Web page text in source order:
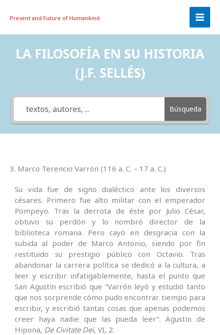
Present and Future of Humankind
LA FILOSOFÍA EN SU HISTORIA
(J.F. SELLÉS)
Búsqueda
3. Marco Terencio Varrón (116 a. C. – 17 a. C.)
Su vida fue de signo dialéctico ante los diversos
césares. Primero fue alto militar con el emperador
Pompeyo. Tras la derrota de éste por Julio César,
obtuvo su perdón y lo nombró director de la
biblioteca romana. Pero cayó en desgracia con la
subida al poder de Marco Antonio, siendo por fin
restituido su prestigio público con Octavio. Tras
abandonar la carrera política se dedicó a la cultura, a
leer y escribir infatigablemente, hasta el punto que
San Agustín escribió que “Varrón leyó y estudió tanto
que nos sorprende cómo pudo encontrar tiempo para
escribir, y escribió tantas cosas que apenas podemos
creer haya nadie que las pueda leer”. Agustín de
Hipona, De Civitate Dei, VI, 2.